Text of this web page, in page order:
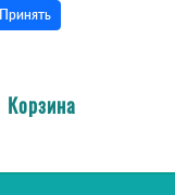
Принять
Корзина